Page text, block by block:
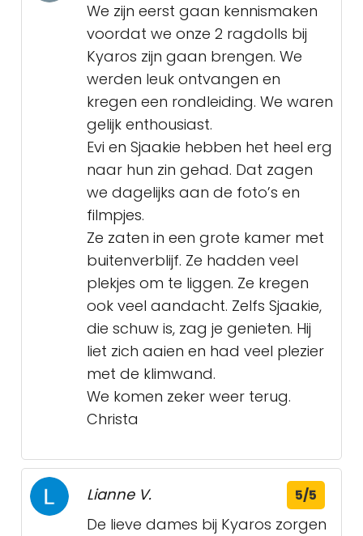
We zijn eerst gaan kennismaken
voordat we onze 2 ragdolls bij
Kyaros zijn gaan brengen. We
werden leuk ontvangen en
kregen een rondleiding. We waren
gelijk enthousiast.
Evi en Sjaakie hebben het heel erg
naar hun zin gehad. Dat zagen
we dagelijks aan de foto’s en
filmpjes.
Ze zaten in een grote kamer met
buitenverblijf. Ze hadden veel
plekjes om te liggen. Ze kregen
ook veel aandacht. Zelfs Sjaakie,
die schuw is, zag je genieten. Hij
liet zich aaien en had veel plezier
met de klimwand.
We komen zeker weer terug.
Christa
Lianne V. 5/5
De lieve dames bij Kyaros zorgen